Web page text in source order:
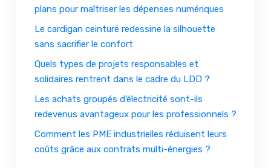
plans pour maîtriser les dépenses numériques
Le cardigan ceinturé redessine la silhouette
sans sacrifier le confort
Quels types de projets responsables et
solidaires rentrent dans le cadre du LDD ?
Les achats groupés d’électricité sont-ils
redevenus avantageux pour les professionnels ?
Comment les PME industrielles réduisent leurs
coûts grâce aux contrats multi-énergies ?